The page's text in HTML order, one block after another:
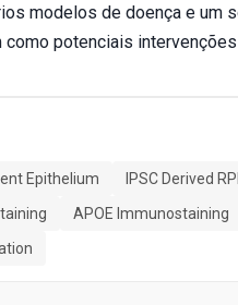
modelos de doença e
potenciais
Epithelium IPSC Derived
APOE Immunostaining